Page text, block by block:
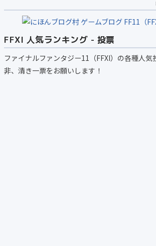
FFXI 人気ランキング - 投票
ファイナルファンタジー11（FFXI）の各種人気
非、清き一票をお願いします！